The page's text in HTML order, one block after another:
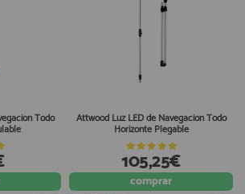
Todo Attwood Luz LED de Navegacion Todo
Horizonte Plegable
105,25€
comprar